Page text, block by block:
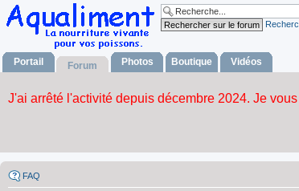
Portail Forum Photos Boutique Vidéos
FAQ